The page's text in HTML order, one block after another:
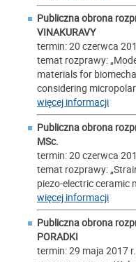
Publiczna obrona
VINAKURAVY
termin: 20 czerwca
temat rozprawy:
materials for
considering
więcej informacji
Publiczna obrona
MSc.
termin: 20 czerwca
temat rozprawy:
piezo-electric ceramic
więcej informacji
Publiczna obrona
PORADKI
termin: 29 maja 2017